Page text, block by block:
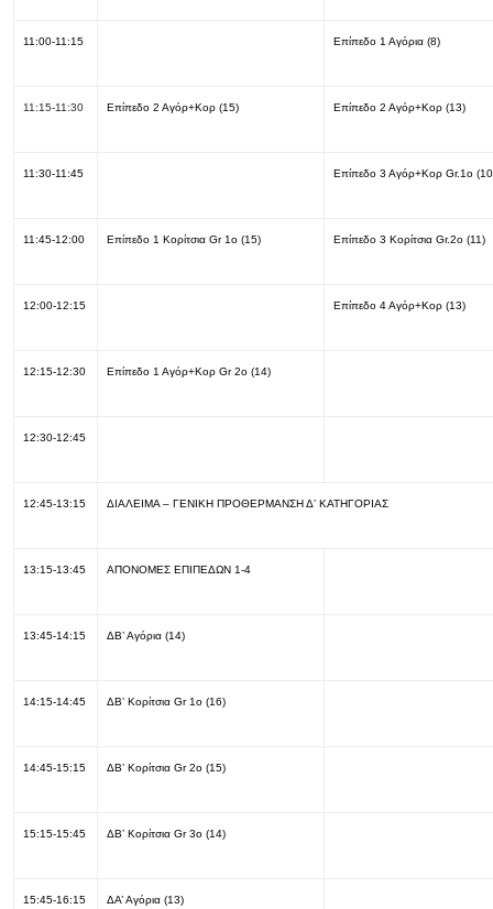
11:00-11:15 Επίπεδο 1 Αγόρια (8)
11:15-11:30 Επίπεδο 2 Αγόρ+Κορ (15) Επίπεδο 2 Αγόρ+Κορ (13)
11:30-11:45 Επίπεδο 3 Αγόρ+Κορ Gr.1ο
11:45-12:00 Επίπεδο 1 Κορίτσια Gr 1o (15) Επίπεδο 3 Κορίτσια Gr.2ο (11)
12:00-12:15 Επίπεδο 4 Αγόρ+Κορ (13)
12:15-12:30 Επίπεδο 1 Αγόρ+Κορ Gr 2o (14)
12:30-12:45
12:45-13:15 ΔΙΑΛΕΙΜΑ – ΓΕΝΙΚΗ ΠΡΟΘΕΡΜΑΝΣΗ Δ’ ΚΑΤΗΓΟΡΙΑΣ
13:15-13:45 ΑΠΟΝΟΜΕΣ ΕΠΙΠΕΔΩΝ 1-4
13:45-14:15 ΔΒ’ Αγόρια (14)
14:15-14:45 ΔΒ’ Κορίτσια Gr 1ο (16)
14:45-15:15 ΔΒ’ Κορίτσια Gr 2ο (15)
15:15-15:45 ΔΒ’ Κορίτσια Gr 3ο (14)
15:45-16:15 ΔΑ’ Αγόρια (13)